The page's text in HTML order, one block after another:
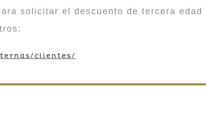
solicitar el descuento de tercera
clientes/